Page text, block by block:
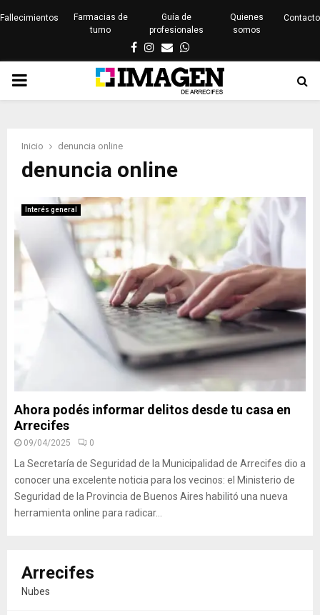
Fallecimientos
Farmacias de
turno
Guía de
profesionales
Quienes
somos
Contacto
Facebook
Instagram
EmailWhatsapp
PRIMARY
Inicio denuncia online
denuncia online
Interés general
Ahora podés informar delitos desde tu casa en
Arrecifes
09/04/2025 0
La Secretaría de Seguridad de la Municipalidad de Arrecifes dio a
conocer una excelente noticia para los vecinos: el Ministerio de
Seguridad de la Provincia de Buenos Aires habilitó una nueva
herramienta online para radicar...
Arrecifes
Nubes